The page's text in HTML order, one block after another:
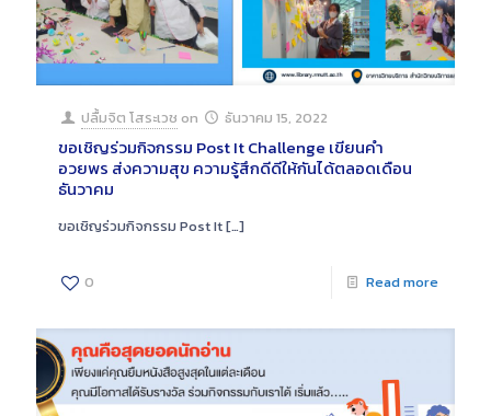
ปลื้มจิต โสระเวช on ธันวาคม 15, 2022
ขอเชิญร่วมกิจกรรม Post It Challenge เขียนคำ
อวยพร ส่งความสุข ความรู้สึกดีดีให้กันได้ตลอดเดือน
ธันวาคม
ขอเชิญร่วมกิจกรรม Post It[…]
0 Read more